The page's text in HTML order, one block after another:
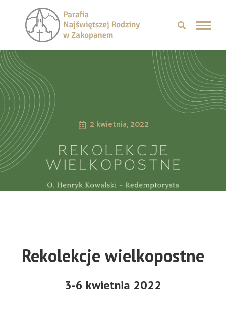
2 kwietnia, 2022
Rekolekcje wielkopostne
3-6 kwietnia 2022